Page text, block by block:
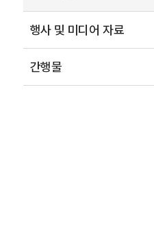
행사 및 미디어 자료
간행물